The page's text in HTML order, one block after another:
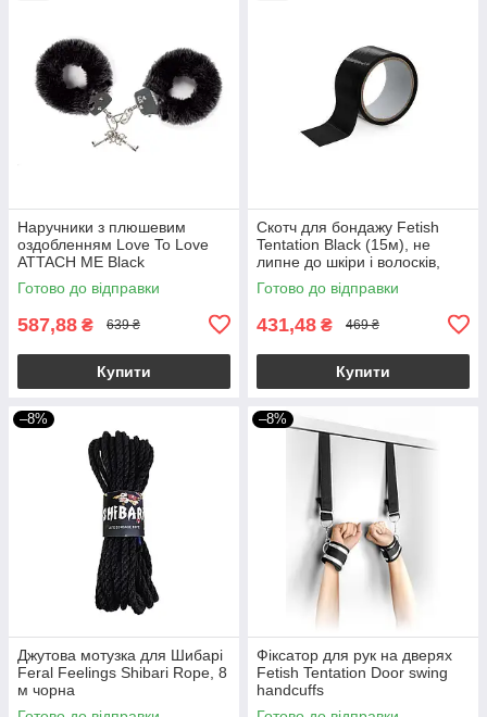
Наручники з плюшевим
оздобленням Love To Love
ATTACH ME Black
Готово до відправки
587,88 ₴ 639 ₴
Купити
Скотч для бондажу Fetish
Tentation Black (15м), не
липне до шкіри і волосків,
тільки сам до себе
Готово до відправки
431,48 ₴ 469 ₴
Купити
–8%
Джутова мотузка для Шибарі
Feral Feelings Shibari Rope, 8
м чорна
–8%
Фіксатор для рук на дверях
Fetish Tentation Door swing
handcuffs